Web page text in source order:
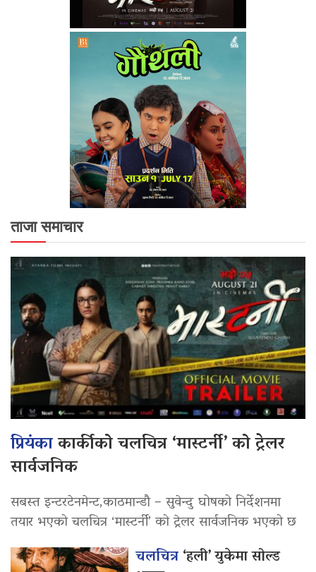
ताजा समाचार
प्रियंकाकार्कीको चलचित्र ‘मास्टर्नी’ को ट्रेलर
सार्वजनिक
सबस्त इन्टरटेनमेन्ट,काठमान्डौ – सुवेन्दु घोषको निर्देशनमा
तयार भएको चलचित्र ‘मास्टर्नी’ को ट्रेलर सार्वजनिक भएको छ
चलचित्र‘हली’ युकेमा सोल्ड